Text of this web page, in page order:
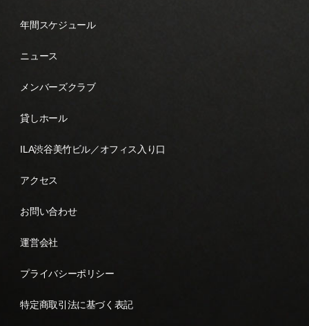
年間スケジュール
ニュース
メンバーズクラブ
貸しホール
ILA渋谷美竹ビル／オフィス入り口
アクセス
お問い合わせ
運営会社
プライバシーポリシー
特定商取引法に基づく表記